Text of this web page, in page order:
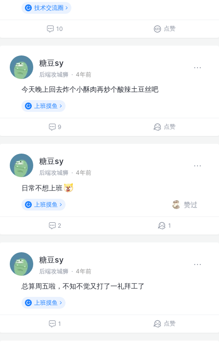
技术交流圈
10 点赞
糖豆sy
后端攻城狮 · 4年前
今天晚上回去炸个小酥肉再炒个酸辣土豆丝吧
上班摸鱼
9 点赞
糖豆sy
后端攻城狮 · 4年前
日常不想上班
上班摸鱼 赞过
2 1
糖豆sy
后端攻城狮 · 4年前
总算周五啦，不知不觉又打了一礼拜工了
上班摸鱼
1 点赞